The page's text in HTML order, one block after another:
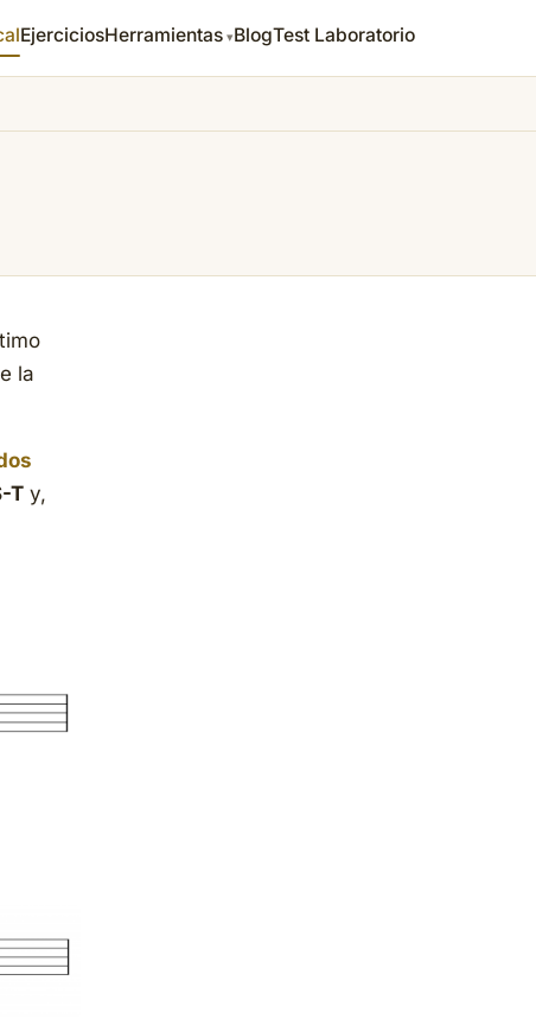
EjerciciosHerramientas BlogTest Laboratorio
la
T y,